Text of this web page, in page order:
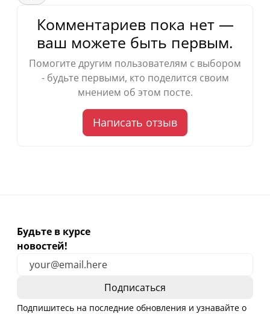
Комментариев пока нет —
ваш можете быть первым.
Помогите другим пользователям с выбором
- будьте первыми, кто поделится своим
мнением об этом посте.
Написать отзыв
Будьте в курсе
новостей!
Подпишитесь на последние обновления и узнавайте о